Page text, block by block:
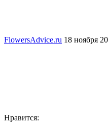
FlowersAdvice.ru 18 ноября
Нравится: